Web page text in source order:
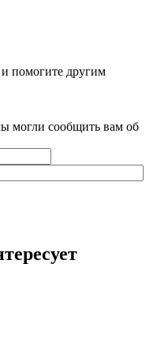
помогите другим
могли сообщить вам об